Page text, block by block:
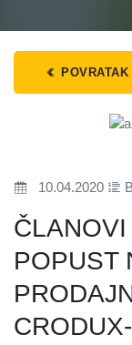
10.04.2020
POPUST